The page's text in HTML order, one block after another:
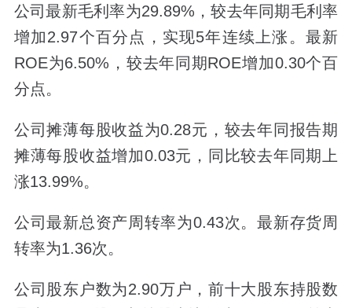
公司最新毛利率为29.89%，较去年同期毛利率
增加2.97个百分点，实现5年连续上涨。最新
ROE为6.50%，较去年同期ROE增加0.30个百
分点。
公司摊薄每股收益为0.28元，较去年同报告期
摊薄每股收益增加0.03元，同比较去年同期上
涨13.99%。
公司最新总资产周转率为0.43次。最新存货周
转率为1.36次。
公司股东户数为2.90万户，前十大股东持股数